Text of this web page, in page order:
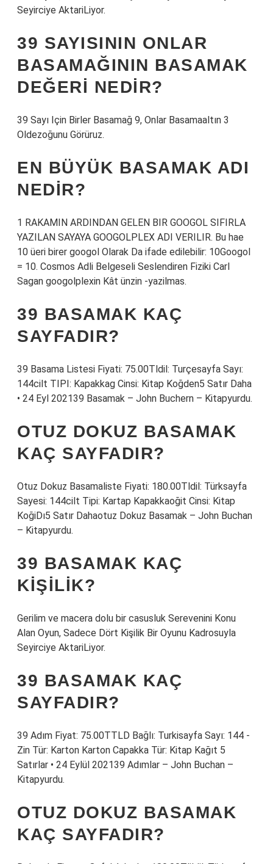
Seyirciye AktariLiyor.
39 SAYISININ ONLAR
BASAMAĞININ BASAMAK
DEĞERI NEDIR?
39 Sayı Için Birler Basamağ 9, Onlar Basamaaltın 3
Oldezoğunu Görüruz.
EN BÜYÜK BASAMAK ADI
NEDIR?
1 RAKAMIN ARDINDAN GELEN BIR GOOGOL SIFIRLA
YAZILAN SAYAYA GOOGOLPLEX ADI VERILIR. Bu hae
10 üeri birer googol Olarak Da ifade edilebilir: 10Googol
= 10. Cosmos Adli Belgeseli Seslendiren Fiziki Carl
Sagan googolplexin Kât ünzin -yazilmas.
39 BASAMAK KAÇ
SAYFADIR?
39 Basama Listesi Fiyati: 75.00Tldil: Turçesayfa Sayı:
144cilt TIPI: Kapakkag Cinsi: Kitap Koğden5 Satır Daha
• 24 Eyl 202139 Basamak – John Buchern – Kitapyurdu.
OTUZ DOKUZ BASAMAK
KAÇ SAYFADIR?
Otuz Dokuz Basamaliste Fiyati: 180.00Tldil: Türksayfa
Sayesi: 144cilt Tipi: Kartap Kapakkaoğit Cinsi: Kitap
KoğiDı5 Satır Dahaotuz Dokuz Basamak – John Buchan
– Kitapyurdu.
39 BASAMAK KAÇ
KIŞILIK?
Gerilim ve macera dolu bir casusluk Serevenini Konu
Alan Oyun, Sadece Dört Kişilik Bir Oyunu Kadrosuyla
Seyirciye AktariLiyor.
39 BASAMAK KAÇ
SAYFADIR?
39 Adım Fiyat: 75.00TTLD Bağlı: Turkisayfa Sayı: 144 -
Zin Tür: Karton Karton Capakka Tür: Kitap Kağıt 5
Satırlar • 24 Eylül 202139 Adımlar – John Buchan –
Kitapyurdu.
OTUZ DOKUZ BASAMAK
KAÇ SAYFADIR?